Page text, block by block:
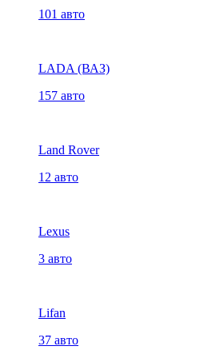
101 авто
LADA (ВАЗ)
157 авто
Land Rover
12 авто
Lexus
3 авто
Lifan
37 авто